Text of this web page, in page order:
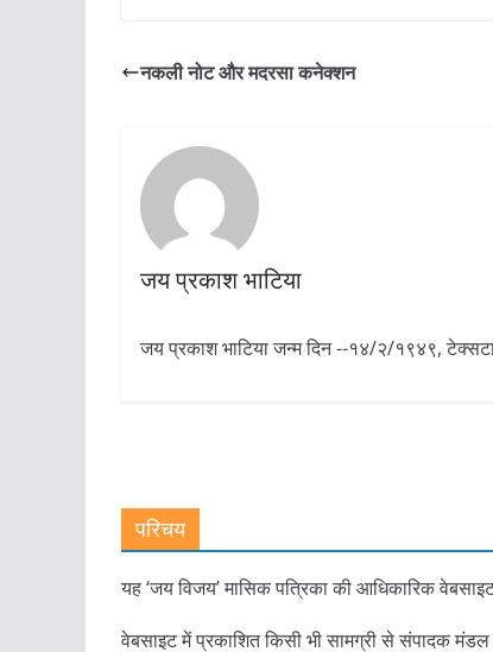
नकली नोट और मदरसा कनेक्शन
जय प्रकाश भाटिया
जय प्रकाश भाटिया जन्म दिन --१४/२/१९४९,
परिचय
यह ‘जय विजय’ मासिक पत्रिका की आधिकारिक
वेबसाइट में प्रकाशित किसी भी सामग्री से संपादक